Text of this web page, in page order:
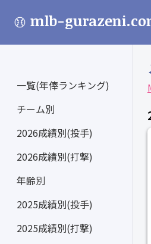
mlb-
一覧(年俸ランキング)
チーム別
2026成績別(投手)
2026成績別(打撃)
年齢別
2025成績別(投手)
2025成績別(打撃)